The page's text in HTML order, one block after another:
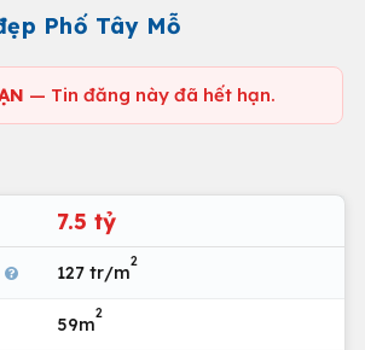
Phố Tây Mỗ
— Tin đăng này đã hết hạn.
7.5 tỷ
127 tr/m
2
59m
2